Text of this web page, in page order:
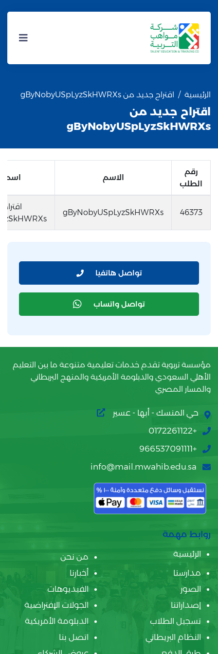
الرئيسية اقتراح جديد من gByNobyUSpLyzSkHWRXs
اقتراح جديد من
gByNobyUSpLyzSkHWRXs
رقم
الطلب
الاسم اسم
46373
gByNobyUSpLyzSkHWRXs
تواصل هاتفيا
تواصل واتساب
مؤسسة تربوية تقدم خدمات تعليمية متنوعة ما بين التعليم
الأهلي السعودي والدبلومة الأمريكية والمنهج البريطاني
والمسار المصري
حي المنسك - أبها - عسير
+0172261122
+966537091111
info@mail.mwahib.edu.sa
روابط مهمة
الرئيسية
من نحن
مدارسنا
أخبارنا
الصور
الفيديوهات
إصداراتنا
الجولات الإفتراضية
تسجيل الطلاب
الدبلومة الأمريكية
النظام البريطاني
اتصل بنا